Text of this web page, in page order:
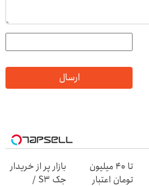
ارسال
تا ۴۰ میلیون
تومان اعتبار
بازار پر از خریدار
جک S3 /